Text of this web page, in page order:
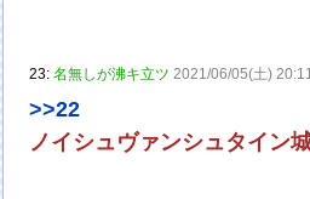
23:名無しが沸キ立ツ 2021/06/05(土)
>>22
ノイシュヴァンシュタイン